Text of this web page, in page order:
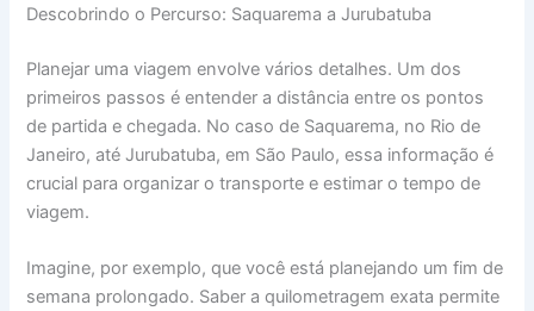
Descobrindo o Percurso: Saquarema a Jurubatuba
Planejar uma viagem envolve vários detalhes. Um dos
primeiros passos é entender a distância entre os pontos
de partida e chegada. No caso de Saquarema, no Rio de
Janeiro, até Jurubatuba, em São Paulo, essa informação é
crucial para organizar o transporte e estimar o tempo de
viagem.
Imagine, por exemplo, que você está planejando um fim de
semana prolongado. Saber a quilometragem exata permite